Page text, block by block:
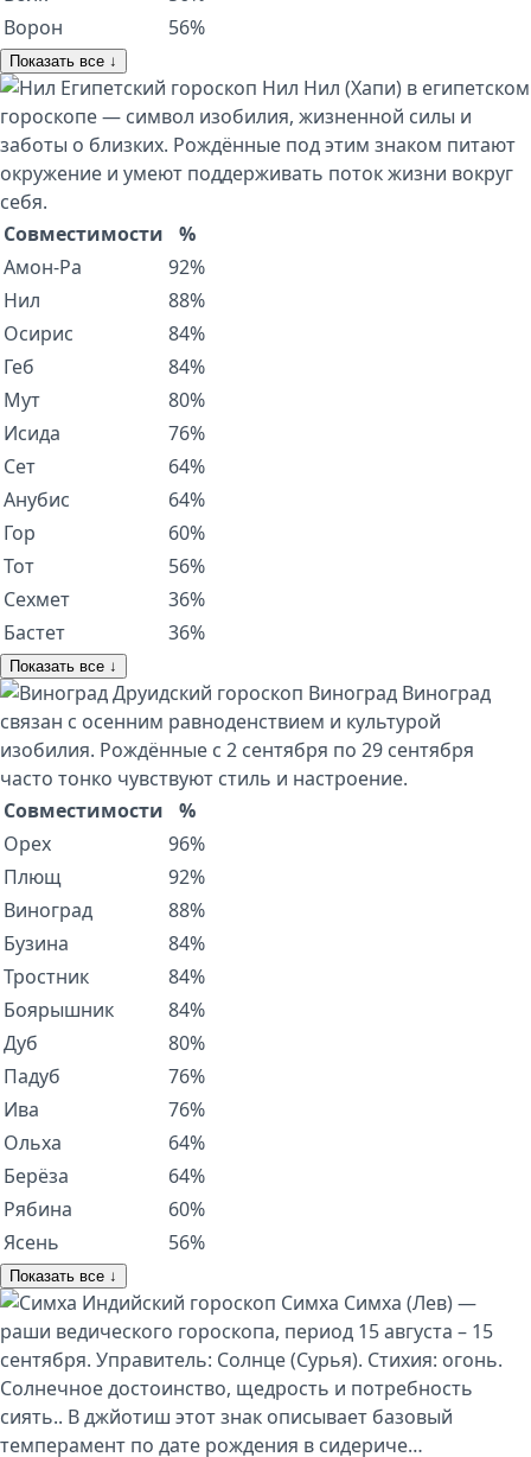
Ворон
56%
Показать все ↓
Египетский гороскоп Нил Нил (Хапи) в египетском
гороскопе — символ изобилия, жизненной силы и
заботы о близких. Рождённые под этим знаком питают
окружение и умеют поддерживать поток жизни вокруг
себя.
Совместимости
%
Амон-Ра
92%
Нил
88%
Осирис
84%
Геб
84%
Мут
80%
Исида
76%
Сет
64%
Анубис
64%
Гор
60%
Тот
56%
Сехмет
36%
Бастет
36%
Показать все ↓
Друидский гороскоп Виноград Виноград
связан с осенним равноденствием и культурой
изобилия. Рождённые с 2 сентября по 29 сентября
часто тонко чувствуют стиль и настроение.
Совместимости
%
Орех
96%
Плющ
92%
Виноград
88%
Бузина
84%
Тростник
84%
Боярышник
84%
Дуб
80%
Падуб
76%
Ива
76%
Ольха
64%
Берёза
64%
Рябина
60%
Ясень
56%
Показать все ↓
Индийский гороскоп Симха Симха (Лев) —
раши ведического гороскопа, период 15 августа – 15
сентября. Управитель: Солнце (Сурья). Стихия: огонь.
Солнечное достоинство, щедрость и потребность
сиять.. В джйотиш этот знак описывает базовый
темперамент по дате рождения в сидериче…